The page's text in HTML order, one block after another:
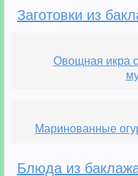
Заготовки из
Овощная икра
Маринованные
Блюда из